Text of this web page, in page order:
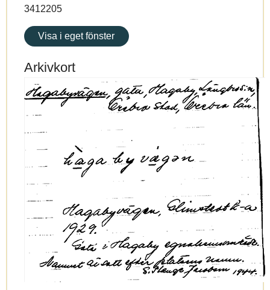
3412205
Visa i eget fönster
Arkivkort